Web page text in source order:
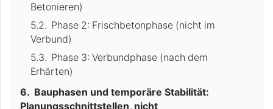
Betonieren)
Phase 2: Frischbetonphase (nicht im
Verbund)
Phase 3: Verbundphase (nach dem
Erhärten)
Bauphasen und temporäre Stabilität:
Planungsschnittstellen, nicht